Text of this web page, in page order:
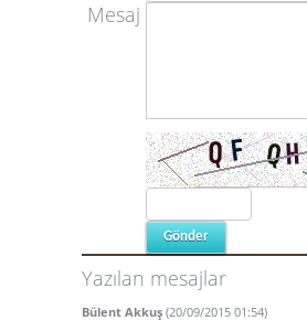
Mesaj
Yazılan mesajlar
Bülent Akkuş (20/09/2015 01:54)